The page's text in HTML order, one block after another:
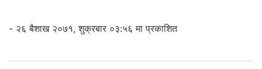
- २६ बैशाख २०७१, शुक्रबार ०३:५६ मा प्रकाशित